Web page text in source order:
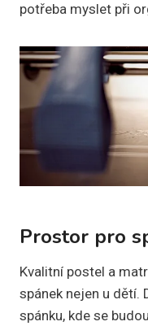
potřeba myslet při
Prostor pro
Kvalitní postel a
spánek nejen u dětí.
spánku, kde se